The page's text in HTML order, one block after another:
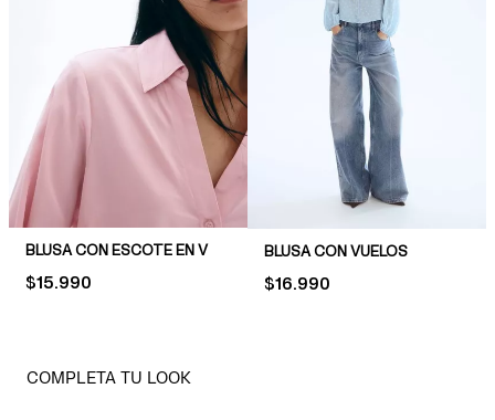
BLUSA CON ESCOTE EN V
PRICE:
$15.990
BLUSA CON VUELOS
PRICE:
$16.990
COMPLETA TU LOOK